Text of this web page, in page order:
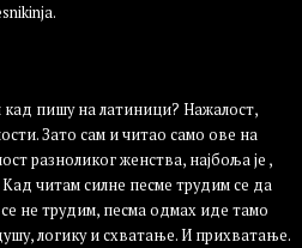
пишу на латиници? Нажалост,
Зато сам и читао само ове на
разноликог женства, најбоља је ,
читам силне песме трудим се да
не трудим, песма одмах иде тамо
логику и схватање. И прихватање.